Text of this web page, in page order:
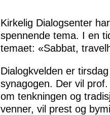
Kirkelig Dialogsenter
spennende tema. I en
temaet: «Sabbat,
Dialogkvelden er
synagogen. Der vil
om tenkningen og
venner, vil prest og